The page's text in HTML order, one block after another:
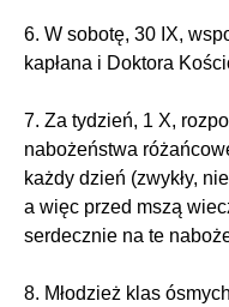
6. W sobotę, 30 IX,
kapłana i Doktora
7. Za tydzień, 1 X,
nabożeństwa
każdy dzień (zwykły,
a więc przed mszą
serdecznie na te
8. Młodzież klas